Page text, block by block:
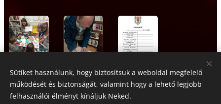
Share
Sütiket használunk, hogy biztosítsuk a weboldal megfelelő
működését és biztonságát, valamint hogy a lehető legjobb
felhasználói élményt kínáljuk Neked.